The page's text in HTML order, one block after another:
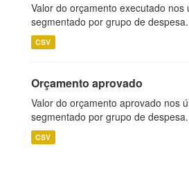
Valor do orçamento executado nos
segmentado por grupo de despesa.
CSV
Orçamento aprovado
Valor do orçamento aprovado nos
segmentado por grupo de despesa.
CSV